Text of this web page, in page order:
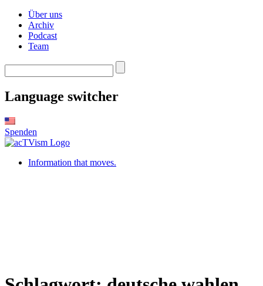
Über uns
Archiv
Podcast
Team
Language switcher
Spenden
Information that moves.